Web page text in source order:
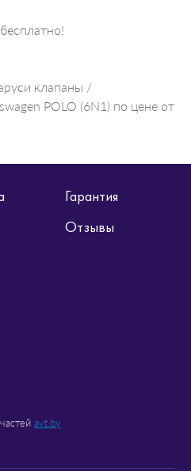
клапаны /
POLO (6N1) по цене от
Гарантия
Отзывы
avt.by